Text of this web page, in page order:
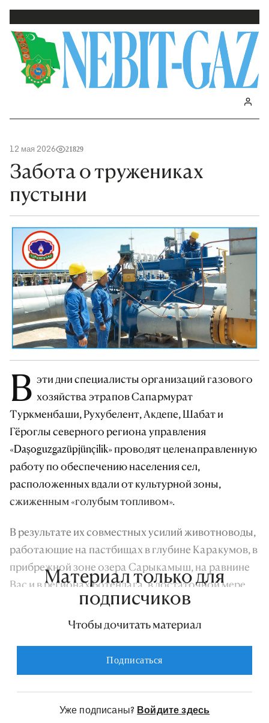
12 мая 2026 21829
Забота о тружениках
пустыни
В эти дни специалисты организаций газового
хозяйства этрапов Сапармурат
Туркменбаши, Рухубелент, Акдепе, Шабат и
Гёроглы северного региона управления
«Daşoguzgazüpjünçilik» проводят целенаправленную
работу по обеспечению населения сел,
расположенных вдали от культурной зоны,
сжиженным «голубым топливом».
В результате их совместных усилий животноводы,
работающие на пастбищах в глубине Каракумов, в
прибрежной зоне озера Сарыкамыш, на равнине
Вас и в регионах Ботендага, в достаточной мере
обеспечиваются газом. Это позволяет им с
воодушевлением трудиться в непростых
особого упоминания заслуживает важная
газонаполнительной станции управления,
расположенной в велаятском центре.
Материал только для
подписчиков
Чтобы дочитать материал
Подписаться
Уже подписаны? Войдите здесь